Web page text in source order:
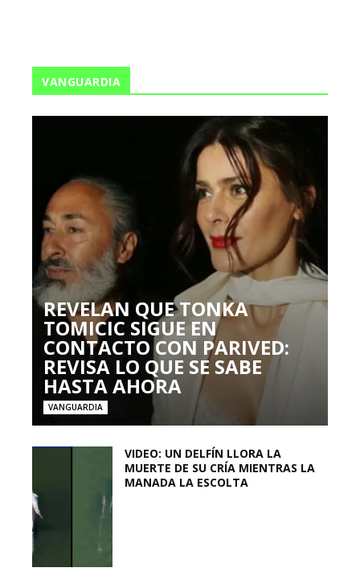
VANGUARDIA
REVELAN QUE TONKA
TOMICIC SIGUE EN
CONTACTO CON PARIVED:
REVISA LO QUE SE SABE
HASTA AHORA
VANGUARDIA
VIDEO: UN DELFÍN LLORA LA
MUERTE DE SU CRÍA MIENTRAS LA
MANADA LA ESCOLTA